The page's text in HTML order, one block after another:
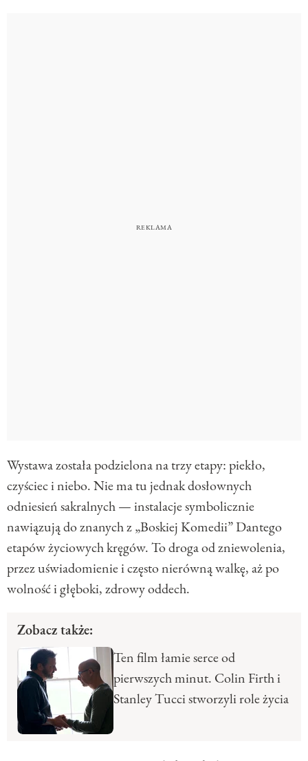
Wystawa została podzielona na trzy etapy: piekło,
czyściec i niebo. Nie ma tu jednak dosłownych
odniesień sakralnych — instalacje symbolicznie
nawiązują do znanych z „Boskiej Komedii” Dantego
etapów życiowych kręgów. To droga od zniewolenia,
przez uświadomienie i często nierówną walkę, aż po
wolność i głęboki, zdrowy oddech.
Zobacz także:
Ten film łamie serce od
pierwszych minut. Colin Firth i
Stanley Tucci stworzyli role życia